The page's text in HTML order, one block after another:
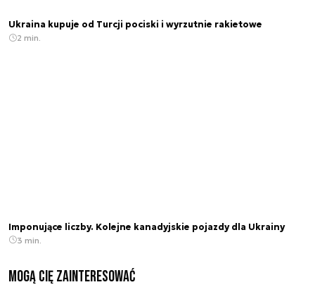
Ukraina kupuje od Turcji pociski i wyrzutnie rakietowe
2 min.
Imponujące liczby. Kolejne kanadyjskie pojazdy dla Ukrainy
3 min.
Mogą Cię zainteresować